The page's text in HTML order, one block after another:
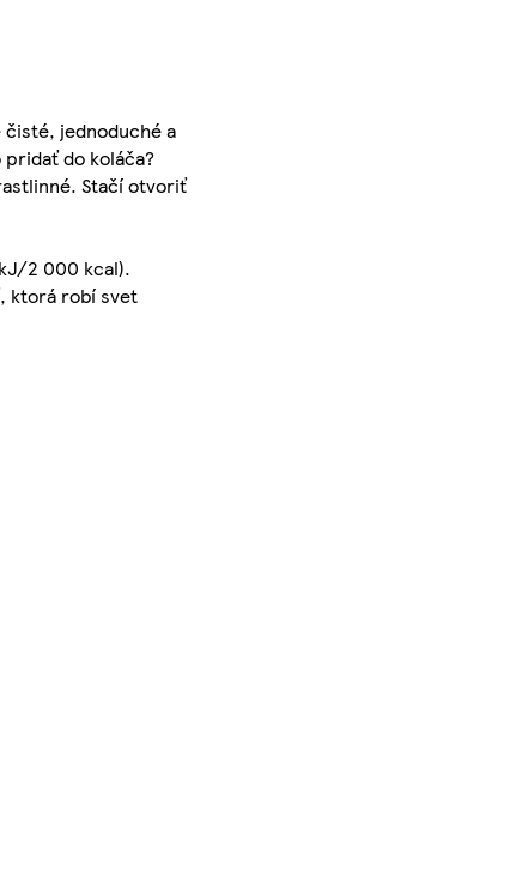
jednoduché a
do koláča?
Stačí otvoriť
2 000 kcal).
ktorá robí svet